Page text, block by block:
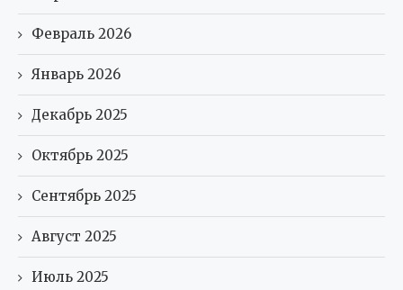
Февраль 2026
Январь 2026
Декабрь 2025
Октябрь 2025
Сентябрь 2025
Август 2025
Июль 2025